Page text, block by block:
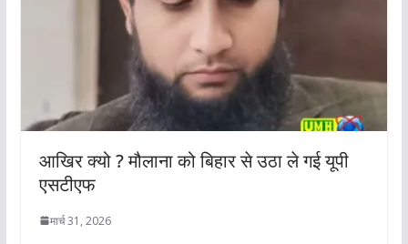
आखिर क्यो ? मौलाना को बिहार से उठा ले गई यूपी
एसटीएफ
मार्च 31, 2026